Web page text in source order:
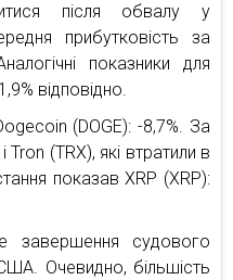
після обвалу у
прибутковість за
показники для
відповідно.
(DOGE): -8,7%. За
(TRX), які втратили в
показав XRP (XRP):
завершення судового
Очевидно, більшість